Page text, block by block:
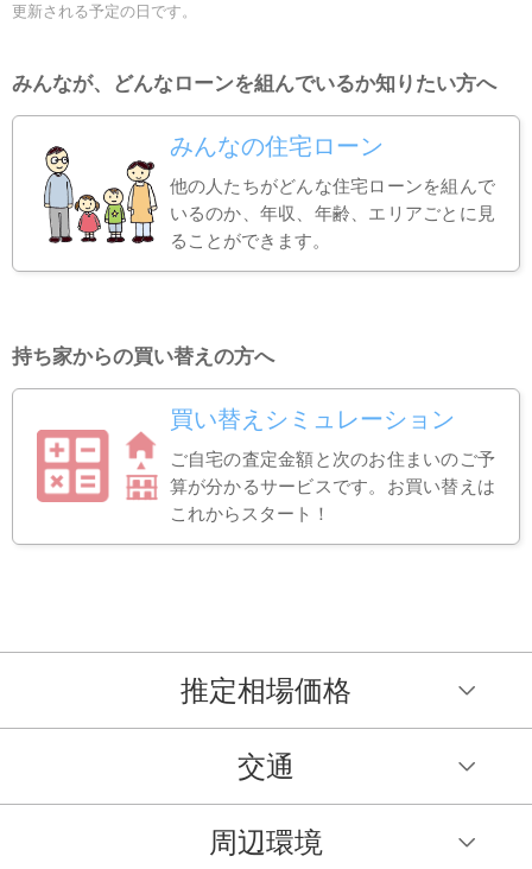
更新される予定の日です。
みんなが、どんなローンを組んでいるか知りたい方へ
みんなの住宅ローン
他の人たちがどんな住宅ローンを組んで
いるのか、年収、年齢、エリアごとに見
ることができます。
持ち家からの買い替えの方へ
買い替えシミュレーション
ご自宅の査定金額と次のお住まいのご予
算が分かるサービスです。お買い替えは
これからスタート！
推定相場価格
交通
周辺環境